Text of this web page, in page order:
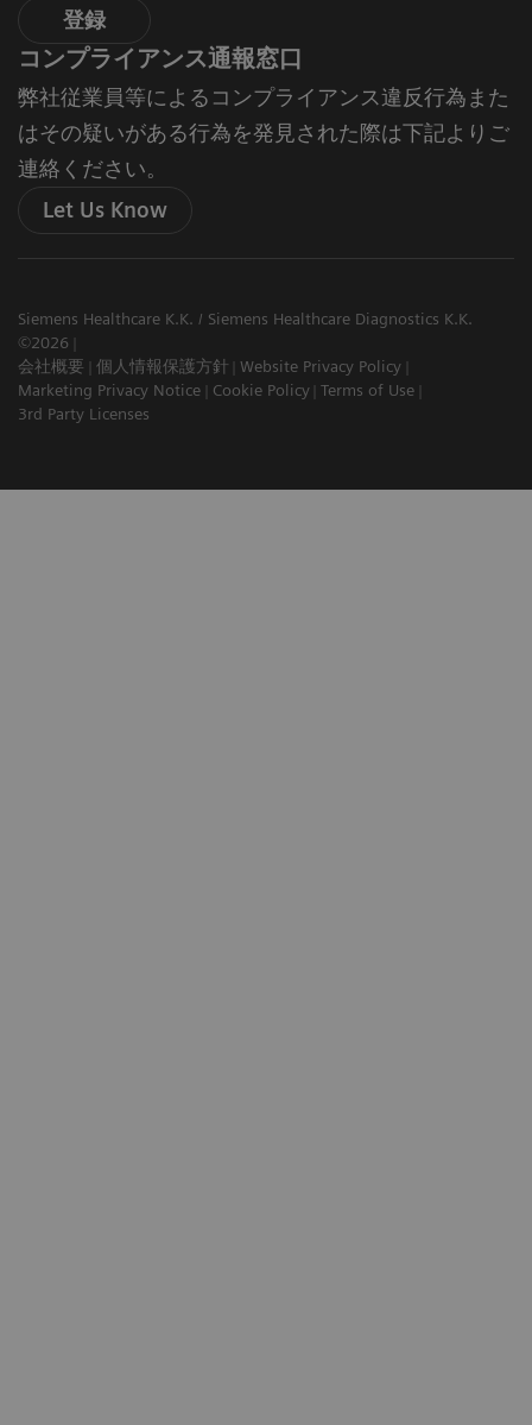
登録
コンプライアンス通報窓口
弊社従業員等によるコンプライアンス違反行為また
はその疑いがある行為を発見された際は下記よりご
連絡ください。
Let Us Know
Siemens Healthcare K.K. / Siemens Healthcare Diagnostics K.K.
©2026
会社概要
個人情報保護方針
Website Privacy Policy
Marketing Privacy Notice
Cookie Policy Terms of Use
3rd Party Licenses